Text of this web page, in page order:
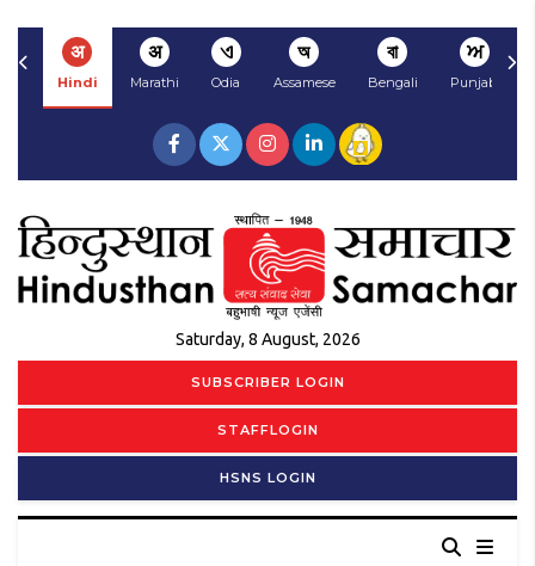
अ
Hindi
अ
Marathi
ଏ
Odia
অ
Assamese
বা
Bengali
ਅ
Punjabi
Saturday, 8 August, 2026
SUBSCRIBER LOGIN
STAFFLOGIN
HSNS LOGIN